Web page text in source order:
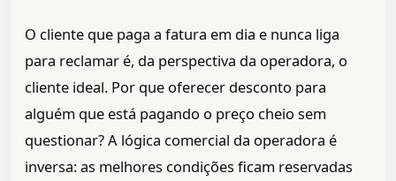
O cliente que paga a fatura em dia e nunca liga
para reclamar é, da perspectiva da operadora, o
cliente ideal. Por que oferecer desconto para
alguém que está pagando o preço cheio sem
questionar? A lógica comercial da operadora é
inversa: as melhores condições ficam reservadas